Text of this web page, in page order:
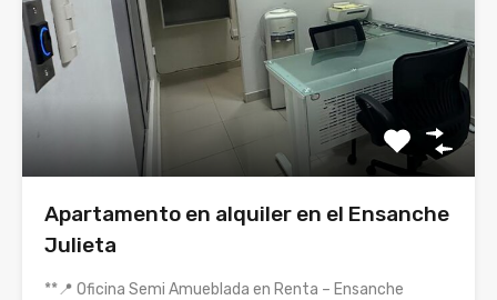
Apartamento en alquiler en el Ensanche
Julieta
**📍 Oficina Semi Amueblada en Renta – Ensanche